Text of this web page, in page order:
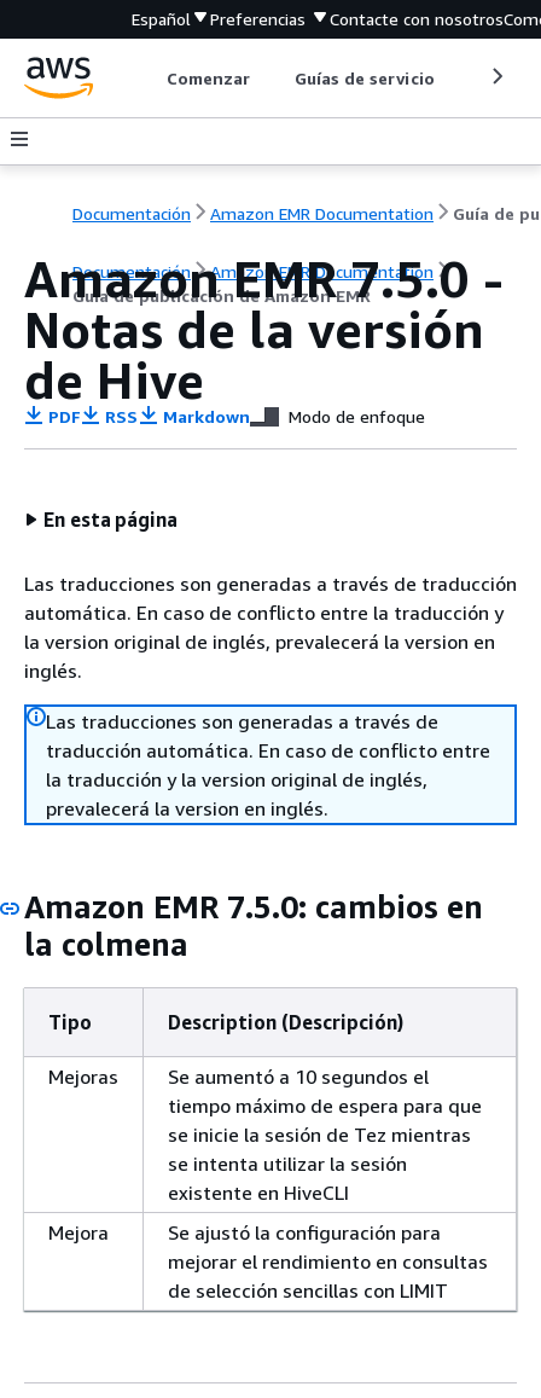
Español Preferencias Contacte con nosotros
Comenzar Guías de servicio
Documentación Amazon EMR Documentation
Documentación
Amazon EMR Documentation
Guía de publicación de Amazon EMR
Amazon EMR 7.5.0 -
Notas de la versión
de Hive
PDF RSS Markdown Modo de enfoque
En esta página
Las traducciones son generadas a través de traducción
automática. En caso de conflicto entre la traducción y
la version original de inglés, prevalecerá la version en
inglés.
Las traducciones son generadas a través de
traducción automática. En caso de conflicto entre
la traducción y la version original de inglés,
prevalecerá la version en inglés.
Amazon EMR 7.5.0: cambios en
la colmena
Tipo Description (Descripción)
Mejoras
Se aumentó a 10 segundos el
tiempo máximo de espera para que
se inicie la sesión de Tez mientras
se intenta utilizar la sesión
existente en HiveCLI
Mejora
Se ajustó la configuración para
mejorar el rendimiento en consultas
de selección sencillas con LIMIT